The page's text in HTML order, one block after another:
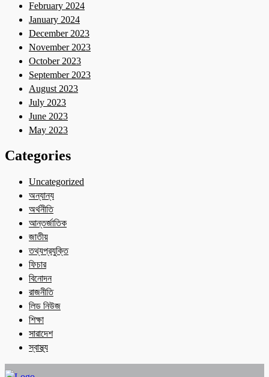
February 2024
January 2024
December 2023
November 2023
October 2023
September 2023
August 2023
July 2023
June 2023
May 2023
Categories
Uncategorized
অন্যান্য
অর্থনীতি
আন্তর্জাতিক
জাতীয়
তথ্যপ্রযুক্তি
ফিচার
বিনোদন
রাজনীতি
লিড নিউজ
শিক্ষা
সারাদেশ
স্বাস্থ্য